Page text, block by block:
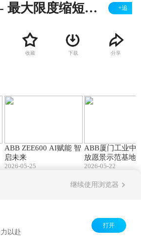
ABB MNS® - 最大限度缩短关键工业应用停机时间 +追
收藏 下载 分享
ABB ZEE600 AI赋能 智
启未来
2026-05-25
ABB厦门工业中
放愿景示范基地
2026-05-22
继续使用浏览器
以赴
打开